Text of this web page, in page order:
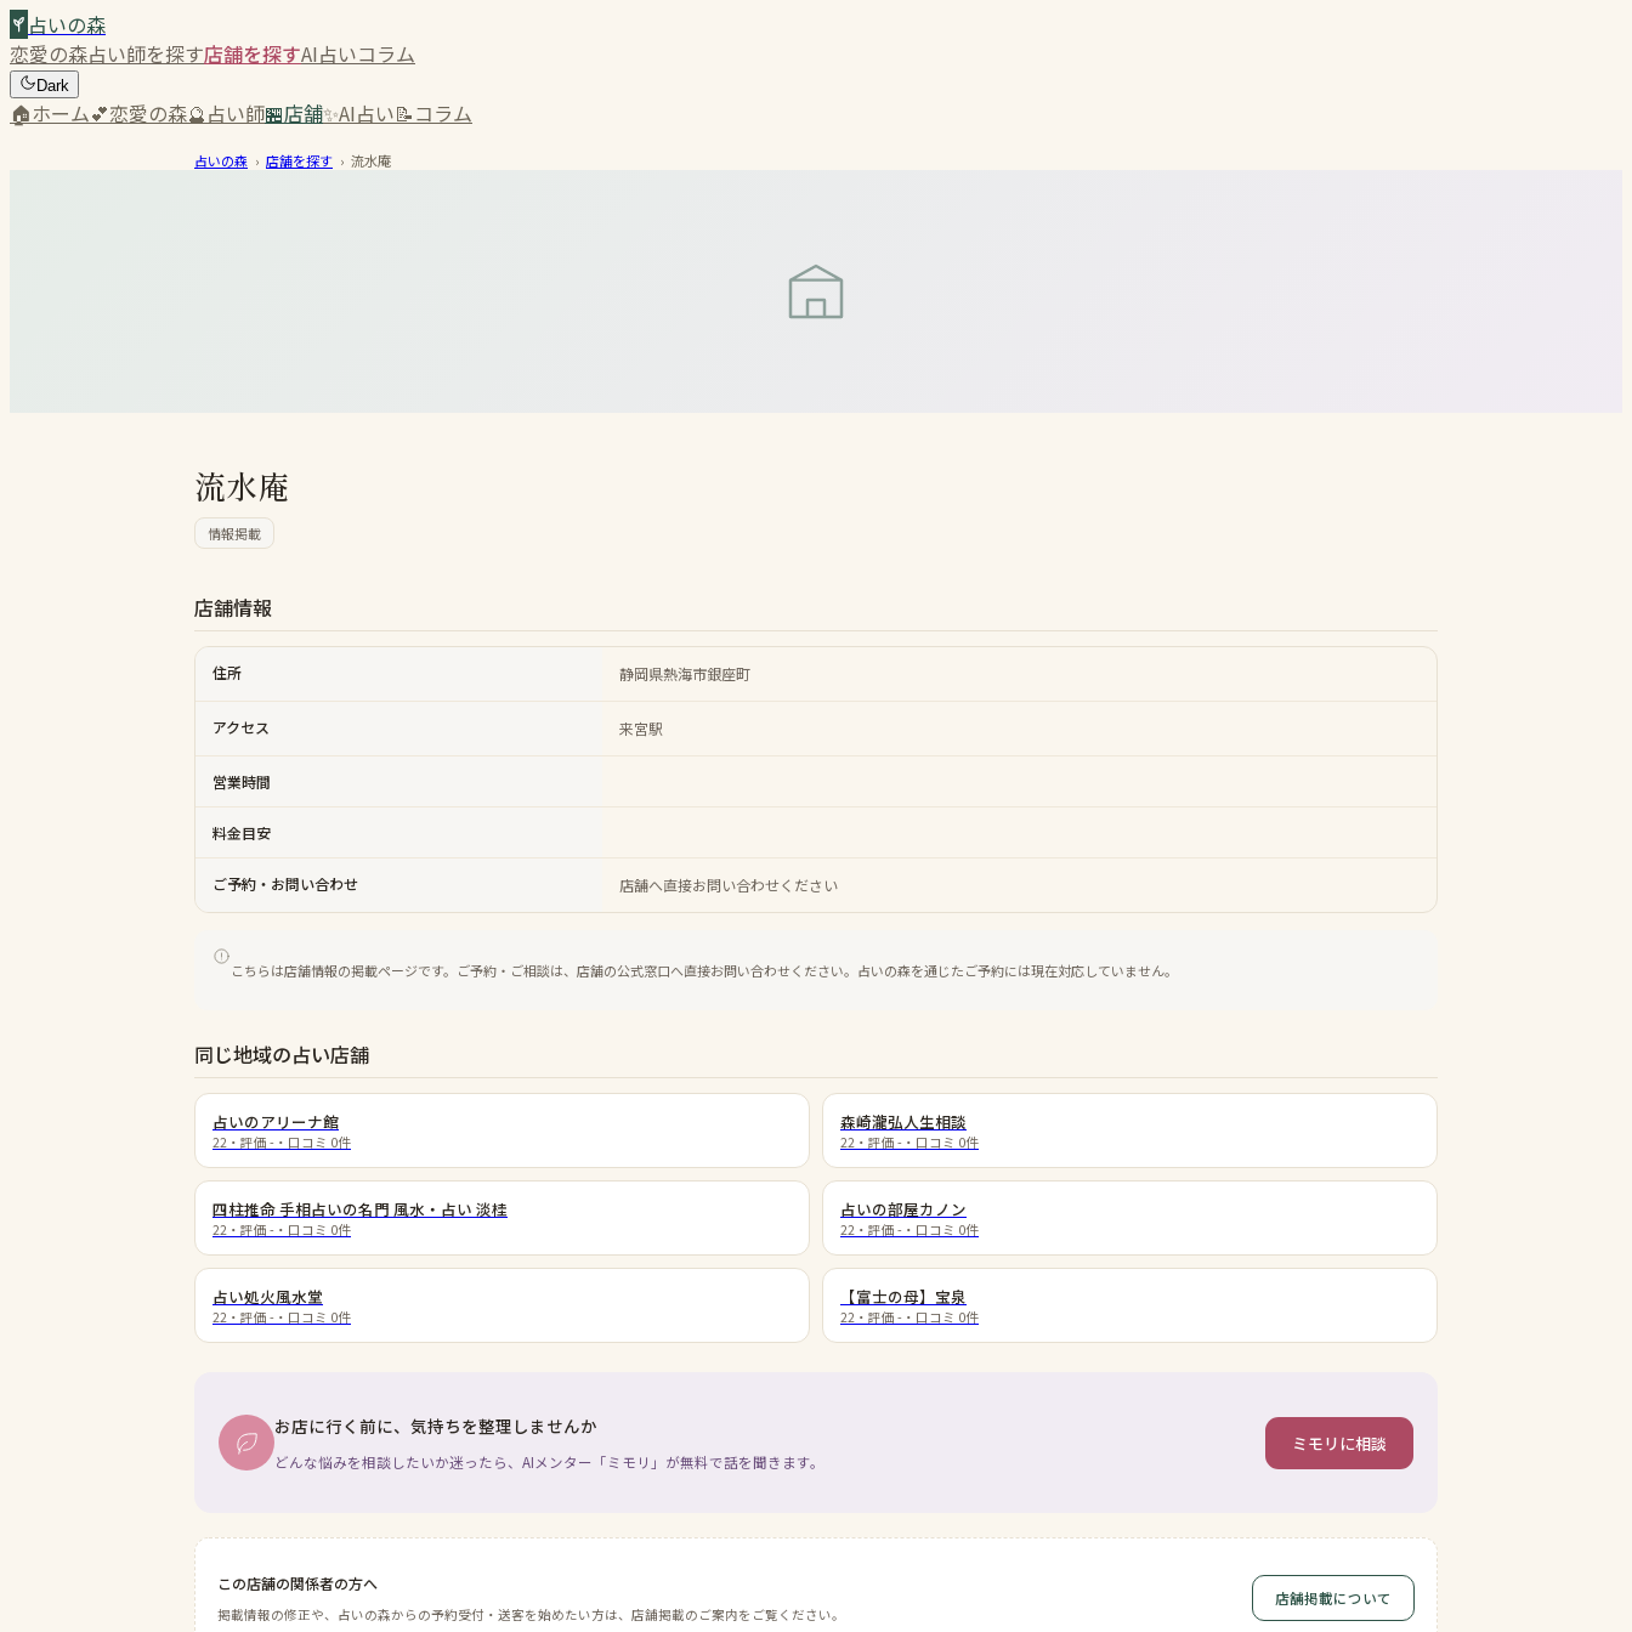
占いの森
恋愛の森占い師を探す店舗を探すAI占いコラム
Dark
🏠ホーム💕恋愛の森🔮占い師🏪店舗✨AI占い📝コラム
占いの森 › 店舗を探す › 流水庵
流水庵
情報掲載
店舗情報
住所 静岡県熱海市銀座町
アクセス 来宮駅
営業時間
料金目安
ご予約・お問い合わせ 店舗へ直接お問い合わせください
こちらは店舗情報の掲載ページです。ご予約・ご相談は、店舗の公式窓口へ直接お問い合わせください。占いの森を通じたご予約には現在対応していません。
同じ地域の占い店舗
占いのアリーナ館
22 ・評価 - ・口コミ 0件
森崎瀧弘人生相談
22 ・評価 - ・口コミ 0件
四柱推命 手相占いの名門 風水・占い 淡桂
22 ・評価 - ・口コミ 0件
占いの部屋カノン
22 ・評価 - ・口コミ 0件
占い処火風水堂
22 ・評価 - ・口コミ 0件
【富士の母】宝泉
22 ・評価 - ・口コミ 0件
お店に行く前に、気持ちを整理しませんか
どんな悩みを相談したいか迷ったら、AIメンター「ミモリ」が無料で話を聞きます。
ミモリに相談
この店舗の関係者の方へ
掲載情報の修正や、占いの森からの予約受付・送客を始めたい方は、店舗掲載のご案内をご覧ください。
店舗掲載について